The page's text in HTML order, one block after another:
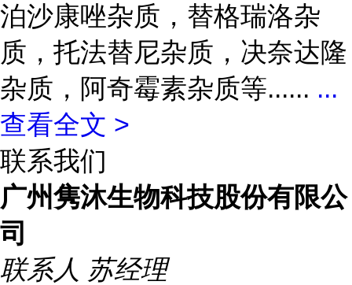
泊沙康唑杂质，替格瑞洛杂
质，托法替尼杂质，决奈达隆
杂质，阿奇霉素杂质等...... ...
查看全文 >
联系我们
广州隽沐生物科技股份有限公
司
联系人 苏经理